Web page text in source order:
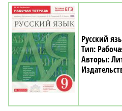
Русский